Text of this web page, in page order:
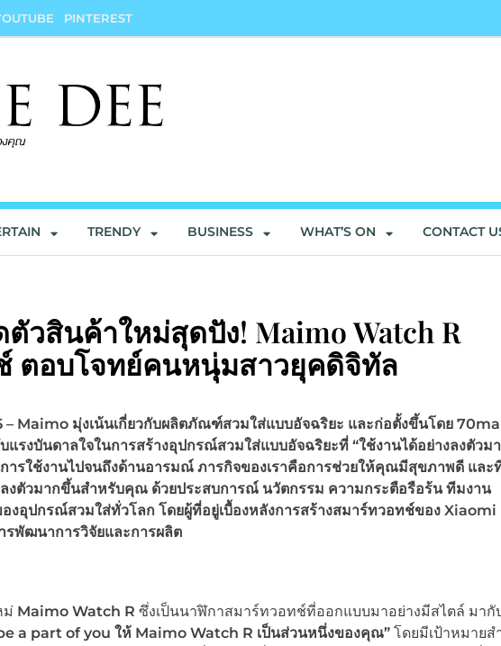
PINTEREST
TRENDY BUSINESS WHAT’S ON CONTACT
ตัวสินค้าใหม่สุดปัง! Maimo Watch R
ตอบโจทย์คนหนุ่มสาวยุคดิจิทัล
– Maimo มุ่งเน้นเกี่ยวกับผลิตภัณฑ์สวมใส่แบบอัจฉริยะ และก่อตั้งขึ้นโดย
รงบันดาลใจในการสร้างอุปกรณ์สวมใส่แบบอัจฉริยะที่ “ใช้งานได้อย่างลงตัวม
รใช้งานไปจนถึงด้านอารมณ์ ภารกิจของเราคือการช่วยให้คุณมีสุขภาพดี และ
ตัวมากขึ้นสำหรับคุณ ด้วยประสบการณ์ นวัตกรรม ความกระตือรือร้น ทีมงาน
งอุปกรณ์สวมใส่ทั่วโลก โดยผู้ที่อยู่เบื้องหลังการสร้างสมาร์ทวอทช์ของ Xiaomi
พัฒนาการวิจัยและการผลิต
ม่ Maimo Watch R ซึ่งเป็นนาฬิกาสมาร์ทวอทช์ที่ออกแบบมาอย่างมีสไตล์ มากั
a part of you ให้ Maimo Watch R เป็นส่วนหนึ่งของคุณ”โดยมีเป้าหมายส